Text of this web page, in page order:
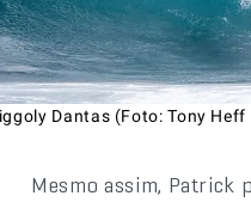
Dantas (Foto: Tony Heff
Mesmo assim, Patrick